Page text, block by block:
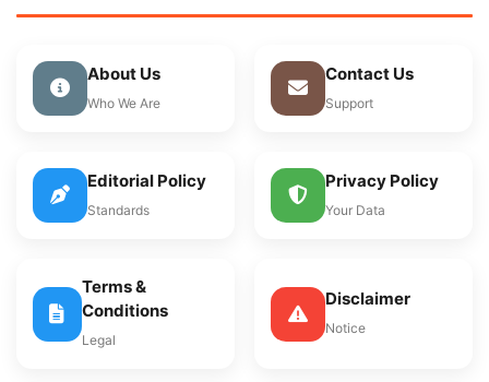
About Us
Who We Are
Contact Us
Support
Editorial Policy
Standards
Privacy Policy
Your Data
Terms &
Conditions
Legal
Disclaimer
Notice